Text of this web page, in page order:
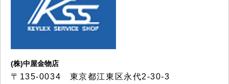
(株)中屋金物店
〒135-0034 東京都江東区永代2-30-3